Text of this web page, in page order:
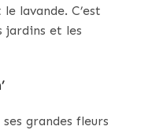
lavande. C’est
jardins et les
grandes fleurs